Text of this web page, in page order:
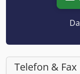
Telefon & Fax